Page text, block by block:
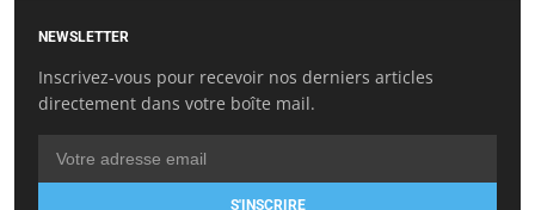
NEWSLETTER
Inscrivez-vous pour recevoir nos derniers articles
directement dans votre boîte mail.
S'INSCRIRE